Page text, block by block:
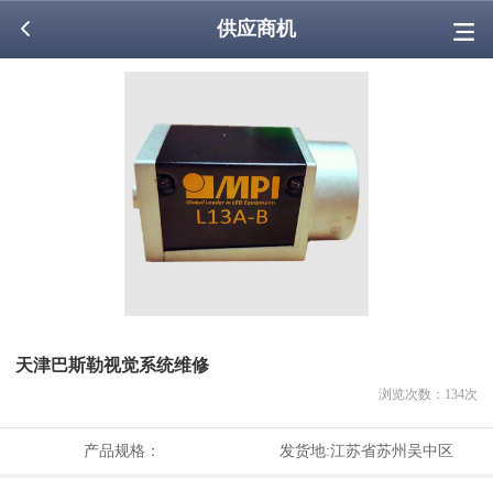
供应商机
天津巴斯勒视觉系统维修
浏览次数： 134次
产品规格： 发货地:江苏省苏州吴中区